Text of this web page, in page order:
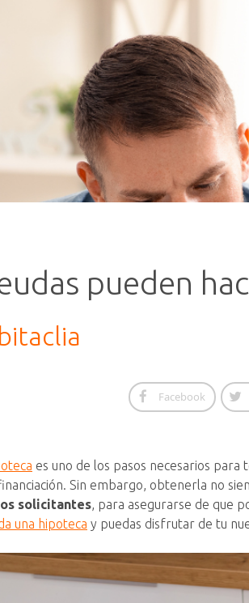
pueden
Facebook
es uno de los pasos necesarios
Sin embargo, obtenerla no
solicitantes, para asegurarse de que
una hipoteca y puedas disfrutar de tu